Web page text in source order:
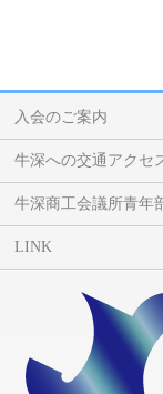
入会のご案内
牛深への交通アクセ
牛深商工会議所青年
LINK